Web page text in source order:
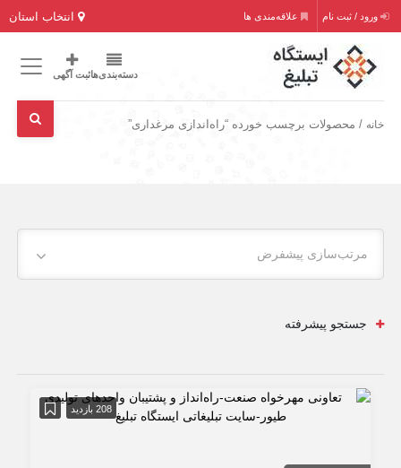
انتخاب استان ورود / ثبت نام علاقه‌مندی ها
دسته‌بندی‌هاثبت آگهی
خانه / محصولات برچسب خورده “راه‌اندازی مرغداری”
مرتب‌سازی پیشفرض
جستجو پیشرفته
208 بازدید